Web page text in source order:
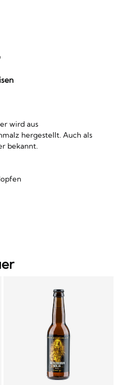
wird aus
hergestellt. Auch als
bekannt.